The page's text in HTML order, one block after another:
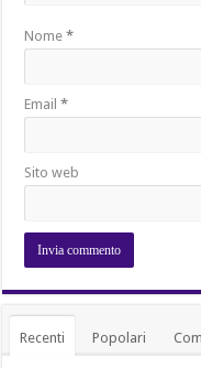
Nome*
Email*
Sito web
Recenti Popolari